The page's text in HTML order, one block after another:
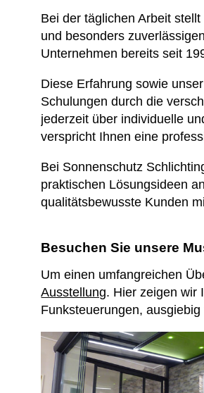
Bei der täglichen Arbeit
und besonders
Unternehmen bereits seit
Diese Erfahrung sowie
Schulungen durch die
jederzeit über individuelle
verspricht Ihnen eine
Bei Sonnenschutz
praktischen Lösungsideen
qualitätsbewusste Kunden
Besuchen Sie unsere
Um einen umfangreichen
Ausstellung. Hier zeigen wir
Funksteuerungen, ausgiebig